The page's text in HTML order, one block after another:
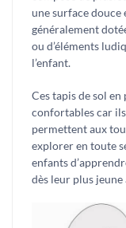
une surface douce
généralement
ou d’éléments
l’enfant.
Ces tapis de sol
confortables car
permettent aux
explorer en toute
enfants
dès leur plus jeune